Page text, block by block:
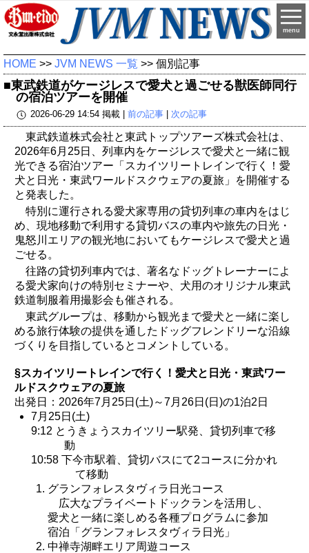
menu
HOME >> JVM NEWS 一覧 >> 個別記事
■東武鉄道がケージレスで愛犬と過ごせる獣医師同行
の宿泊ツアーを開催
2026-06-29 14:54 掲載 | 前の記事| 次の記事
東武鉄道株式会社と東武トップツアーズ株式会社は、
2026年6月25日、列車内をケージレスで愛犬と一緒に観
光できる宿泊ツアー「スカイツリートレインで行く！愛
犬と日光・東武ワールドスクウェアの夏旅」を開催する
と発表した。
特別に運行される愛犬家専用の貸切列車の車内をはじ
め、現地移動で利用する貸切バスの車内や旅先の日光・
鬼怒川エリアの観光地においてもケージレスで愛犬と過
ごせる。
往路の貸切列車内では、著名なドッグトレーナーによ
る愛犬家向けの特別セミナーや、犬用のオリジナル東武
鉄道制服着用撮影会も催される。
東武グループは、移動から観光まで愛犬と一緒に楽し
める旅行体験の提供を通したドッグフレンドリーな沿線
づくりを目指しているとコメントしている。
§スカイツリートレインで行く！愛犬と日光・東武ワー
ルドスクウェアの夏旅
出発日：2026年7月25日(土)～7月26日(日)の1泊2日
7月25日(土)
9:12 とうきょうスカイツリー駅発、貸切列車で移
動
10:58 下今市駅着、貸切バスにて2コースに分かれ
て移動
グランフォレスタヴィラ日光コース
広大なプライベートドックランを活用し、
愛犬と一緒に楽しめる各種プログラムに参加
宿泊「グランフォレスタヴィラ日光」
中禅寺湖畔エリア周遊コース